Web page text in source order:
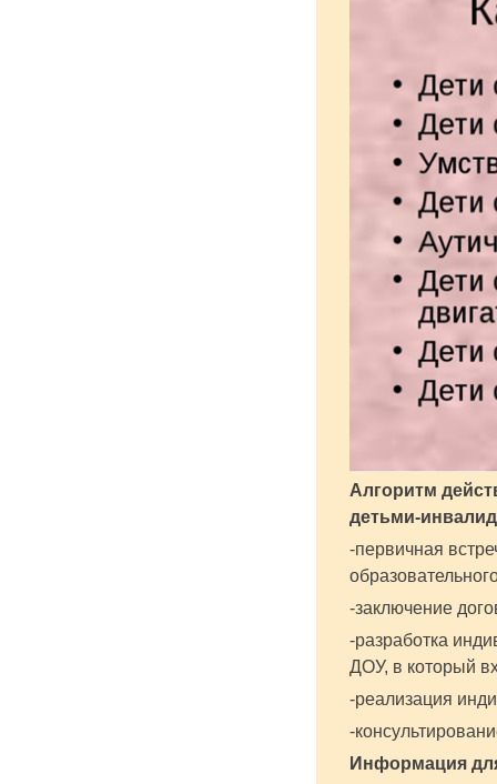
Алгоритм
детьми-
-первичная
-заключение
-разработка
ДОУ, в который
-реализация
-
Информация